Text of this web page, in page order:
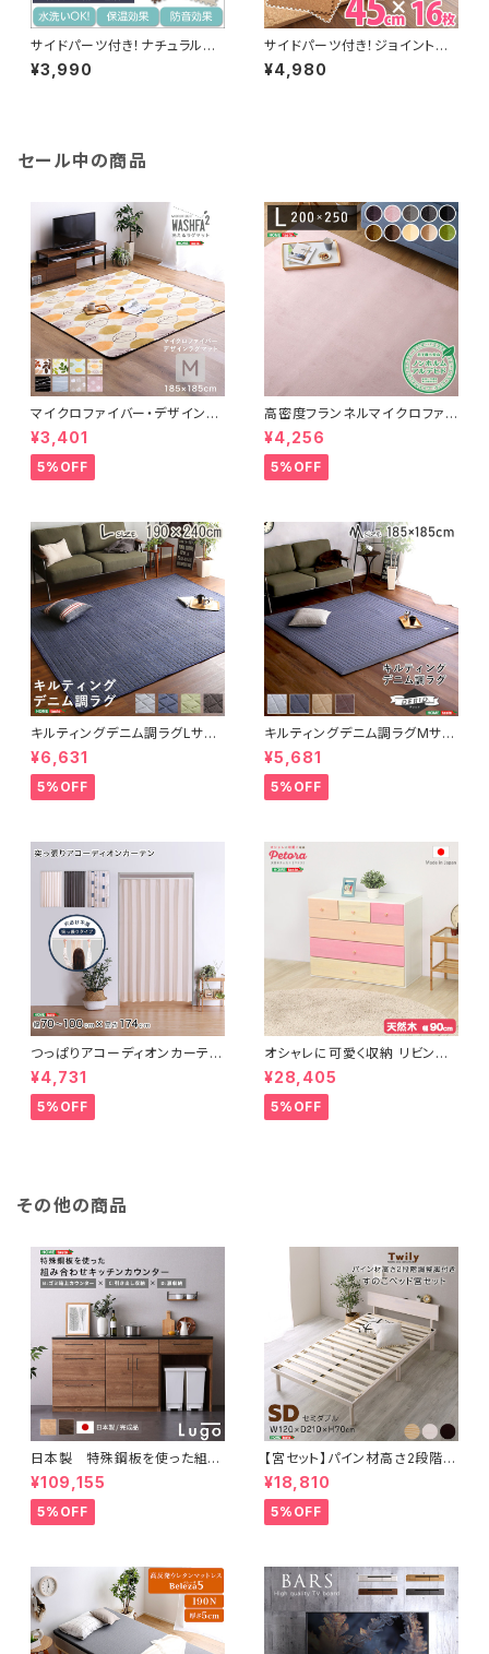
サイドパーツ付き！ナチュラルな
木目調ジョイントマット 8枚セッ
ト(大判60cm）安心の低ホルム
¥3,990
サイドパーツ付き！ジョイントコ
ルクマット 16枚セット(大判45c
m）安心の低ホルムアルデヒド、
¥4,980
セール中の商品
マイクロファイバー・デザインラ
グマットMサイズ（185×185cm）
洗えるラグマット 【WASHFA2】
FRG-D2-M
¥3,401
5%OFF
高密度フランネルマイクロファイ
バー・ラグマットLサイズ（200×2
50cm）洗えるラグマット｜ナル
トレア
¥4,256
5%OFF
キルティングデニム調ラグLサイ
ズ(190x240cm)オールシーズ
ン、滑り止め付き、手洗い対応【D
erid-デリッド-】 DRG-L
¥6,631
5%OFF
キルティングデニム調ラグMサイ
ズ(185x185cm)オールシーズ
ン、滑り止め付き、手洗い対応【D
erid-デリッド-】 DRG-M
¥5,681
5%OFF
つっぱりアコーディオンカーテ
ン 100×174cm SH-16-TA
DC
¥4,731
5%OFF
オシャレに可愛く収納 リビング
用ローチェスト 4段 幅90cm
天然木（桐）日本製｜petora-
ペトラ- SH-08-PTR90
¥28,405
5%OFF
その他の商品
日本製 特殊鋼板を使った組み
合わせキッチンカウンター 18
0cm ゴミ箱上カウンター+引
き出し収納+扉収納 SH-22-C
KS180-BCD
¥109,155
5%OFF
【宮セット】パイン材高さ2段階調
整脚付きすのこベッド(セミダブ
ル) ASP-HP-02SD
¥18,810
5%OFF